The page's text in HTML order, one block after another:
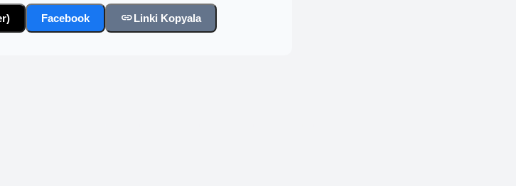
Facebook linkLinki Kopyala